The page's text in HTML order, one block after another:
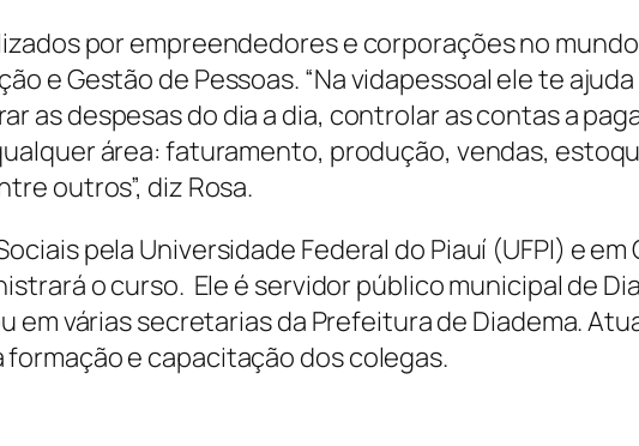
por empreendedores e corporações no
e Gestão de Pessoas. “Na vidapessoal ele te
as despesas do dia a dia, controlar as contas a
área: faturamento, produção, vendas,
outros”, diz Rosa.
pela Universidade Federal do Piauí (UFPI) e
o curso. Ele é servidor público municipal de
em várias secretarias da Prefeitura de Diadema.
e capacitação dos colegas.